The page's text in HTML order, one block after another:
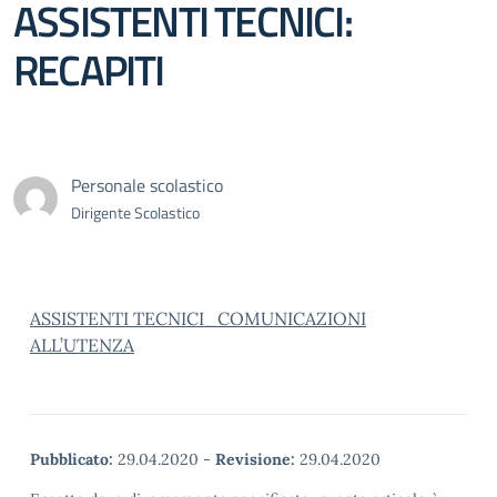
ASSISTENTI TECNICI:
RECAPITI
Personale scolastico
Dirigente Scolastico
ASSISTENTI TECNICI_COMUNICAZIONI
ALL’UTENZA
Pubblicato: 29.04.2020 - Revisione: 29.04.2020